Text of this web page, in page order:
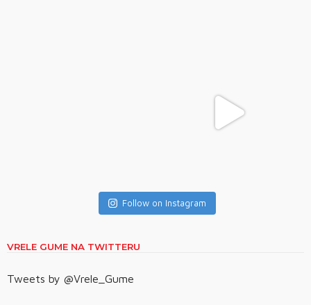
Follow on Instagram
VRELE GUME NA TWITTERU
Tweets by @Vrele_Gume